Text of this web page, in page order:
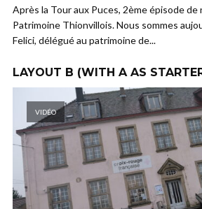
Après la Tour aux Puces, 2ème épisode
Patrimoine Thionvillois. Nous sommes
Felici, délégué au patrimoine de...
LAYOUT B (WITH A AS
VIDÉO